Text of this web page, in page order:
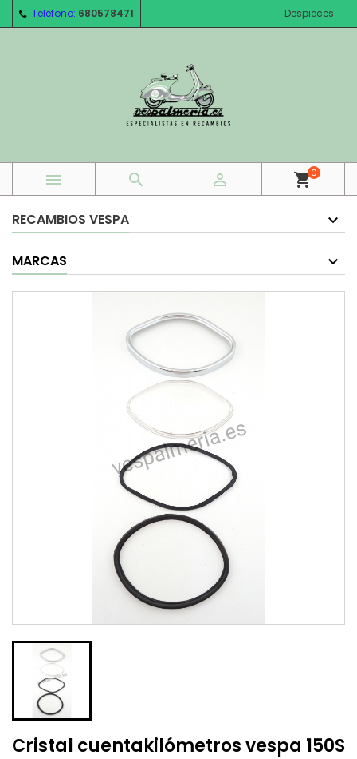
Teléfono: 680578471 Despieces
   shopping_cart0
RECAMBIOS VESPA
MARCAS
Cristal cuentakilómetros vespa 150S